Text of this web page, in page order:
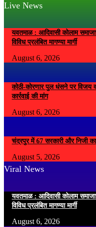
Live News
यवतमाळ : आदिवासी कोलाम
विविध प्रलंबित मागण्या मार्गी
August 6, 2026
कोठी-कोरणार पुल धंसने पर विजय
कार्रवाई की मांग
August 6, 2026
चंद्रपुर में 67 सरकारी और निजी
August 5, 2026
Viral News
यवतमाळ : आदिवासी कोलाम
विविध प्रलंबित मागण्या मार्गी
August 6, 2026